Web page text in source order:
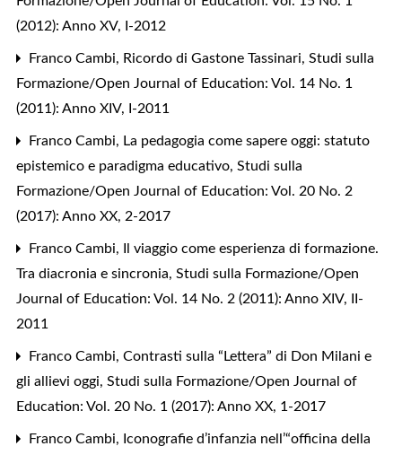
(2012): Anno XV, I-2012
Franco Cambi, Ricordo di Gastone Tassinari, Studi sulla
Formazione/Open Journal of Education: Vol. 14 No. 1
(2011): Anno XIV, I-2011
Franco Cambi, La pedagogia come sapere oggi: statuto
epistemico e paradigma educativo, Studi sulla
Formazione/Open Journal of Education: Vol. 20 No. 2
(2017): Anno XX, 2-2017
Franco Cambi,
Il viaggio come esperienza di formazione.
Tra diacronia e sincronia, Studi sulla Formazione/Open
Journal of Education: Vol. 14 No. 2 (2011): Anno XIV, II-
2011
Franco Cambi, Contrasti sulla “Lettera” di Don Milani e
gli allievi oggi, Studi sulla Formazione/Open Journal of
Education: Vol. 20 No. 1 (2017): Anno XX, 1-2017
Franco Cambi, Iconografie d’infanzia nell’“officina della